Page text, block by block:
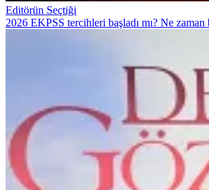
Editörün Seçtiği
2026 EKPSS tercihleri başladı mı? Ne zaman